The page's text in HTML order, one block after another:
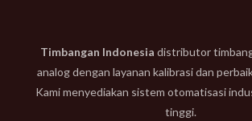
Timbangan Indonesia distributor
analog dengan layanan kalibrasi dan
Kami menyediakan sistem otomatisasi
tinggi.